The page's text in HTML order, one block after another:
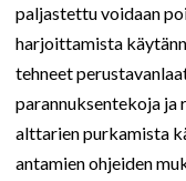
paljastettu voidaan
harjoittamista
tehneet
parannuksentekoja ja
alttarien purkamista
antamien ohjeiden